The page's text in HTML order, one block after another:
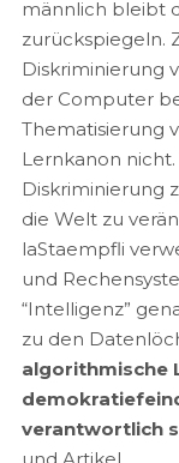
männlich bleibt
zurückspiegeln.
Diskriminierung
der Computer
Thematisierung
Lernkanon
Diskriminierung
die Welt zu
laStaempfli
und
“Intelligenz”
zu den
algorithmische
verantwortlich